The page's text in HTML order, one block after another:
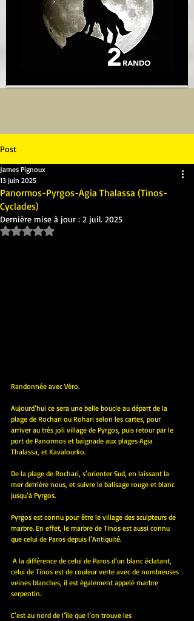
Post
Panormos-Pyrgos-Agia Thalassa (Tinos-
Cyclades)
James Pignoux
13 juin 2025
Dernière mise à jour : 2 juil. 2025
Noté NaN étoiles sur 5.
Randonnée avec Véro.
Aujourd’hui ce sera une belle boucle au départ de la
plage de Rochari ou Rohari selon les cartes, pour
arriver au très joli village de Pyrgos, puis retour par le
port de Panormos et baignade aux plages Agia
Thalassa, et Kavalourko.
De la plage de Rochari, s’orienter Sud, en laissant la
mer derrière nous, et suivre le balisage rouge et blanc
jusqu’à Pyrgos.
Pyrgos est connu pour être le village des sculpteurs de
marbre. En effet, le marbre de Tinos est aussi connu
que celui de Paros depuis l’Antiquité.
celui de Tinos est de couleur verte avec de nombreuses
veines blanches, il est également appelé marbre
serpentin.
C’est au nord de l’île que l’on trouve les